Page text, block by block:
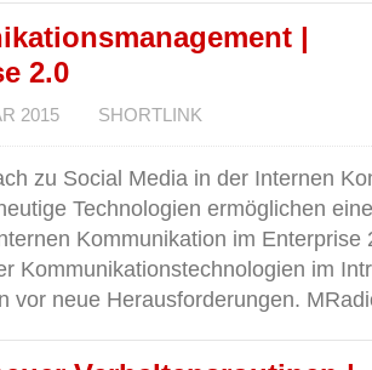
|
2.0
2015 SHORTLINK
zu Social Media in der Internen
Technologien ermöglichen
Kommunikation im Enterprise
Kommunikationstechnologien im
vor neue Herausforderungen.